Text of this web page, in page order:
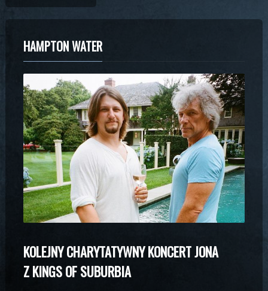
HAMPTON WATER
KOLEJNY CHARYTATYWNY KONCERT JONA
Z KINGS OF SUBURBIA